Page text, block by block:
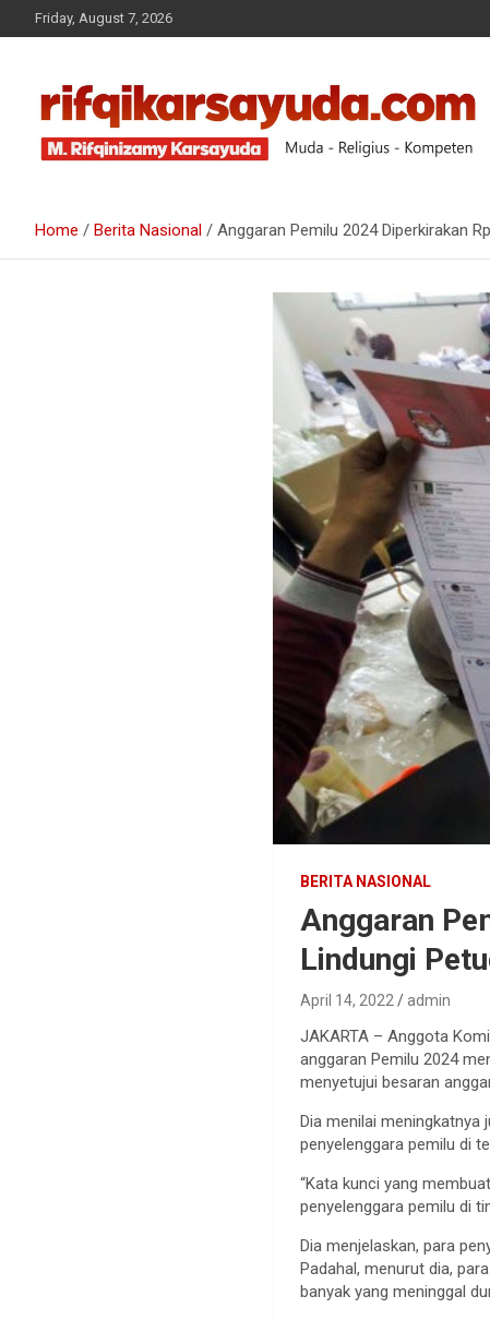
Friday, August 7, 2026
Home Berita Nasional Anggaran Pemilu 2024 Diperkirakan
BERITA NASIONAL
Anggaran
Lindungi
April 14, 2022 admin
JAKARTA – Anggota
anggaran Pemilu 2024
menyetujui besaran
Dia menilai meningkatnya
penyelenggara pemilu di
“Kata kunci yang
penyelenggara pemilu di
Dia menjelaskan, para
Padahal, menurut dia,
banyak yang meninggal